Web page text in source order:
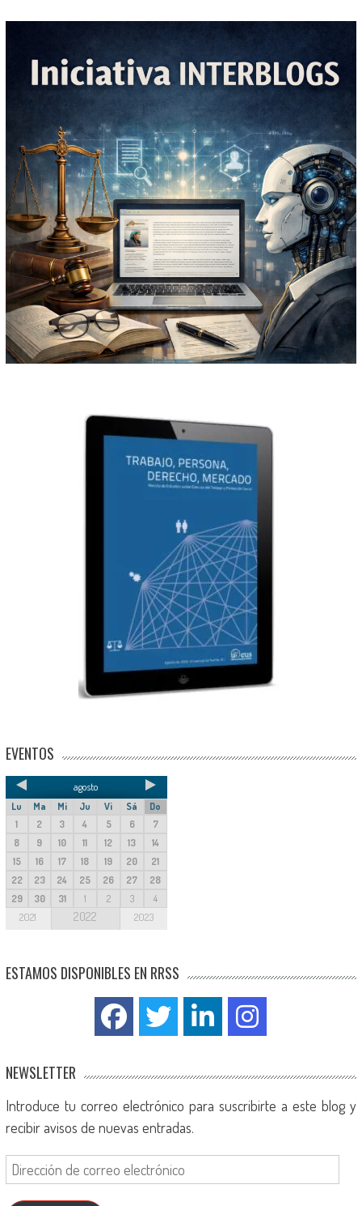
EVENTOS
agosto
Lu Ma Mi Ju Vi Sá
Do
1
2 3 4 5 6
7
8
9 10 11 12 13
14
15
16 17 18 19 20
21
22
23 24 25 26 27
28
29
30 31 1 2 3 4
2021 2022 2023
ESTAMOS DISPONIBLES EN RRSS
NEWSLETTER
Introduce tu correo electrónico para suscribirte a este blog y
recibir avisos de nuevas entradas.